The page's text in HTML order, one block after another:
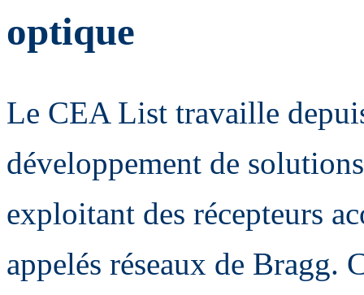
optique
Le CEA List travaille
développement de
exploitant des récepteurs
appelés réseaux de Bragg.